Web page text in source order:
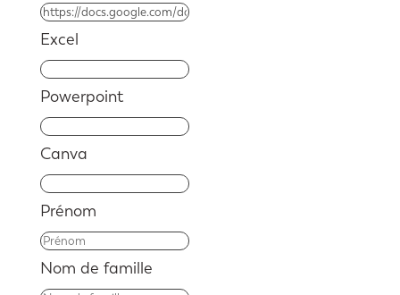
Excel
Powerpoint
Canva
Prénom
Nom de famille